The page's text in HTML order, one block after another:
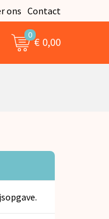
ons Contact
0
€ 0,00